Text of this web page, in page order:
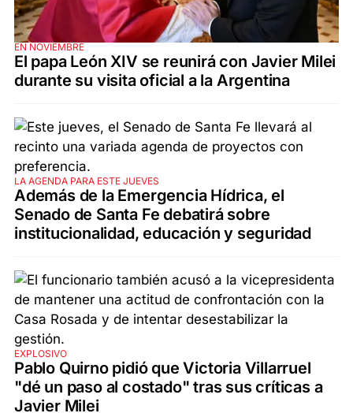
EN NOVIEMBRE
El papa León XIV se reunirá con Javier Milei
durante su visita oficial a la Argentina
LA AGENDA PARA ESTE JUEVES
Además de la Emergencia Hídrica, el
Senado de Santa Fe debatirá sobre
institucionalidad, educación y seguridad
EXPLOSIVO
Pablo Quirno pidió que Victoria Villarruel
"dé un paso al costado" tras sus críticas a
Javier Milei